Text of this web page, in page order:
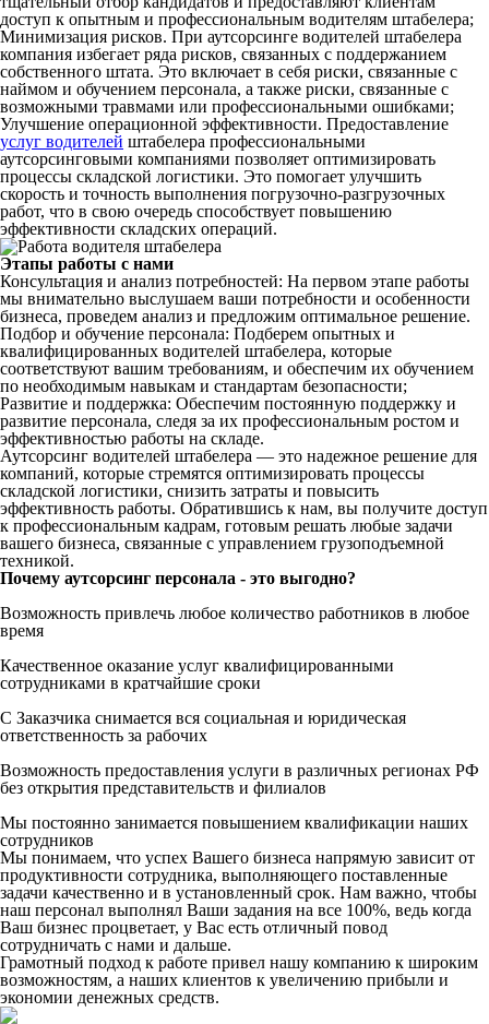
доступ к опытным и профессиональным водителям штабелера;
Минимизация рисков. При аутсорсинге водителей штабелера
компания избегает ряда рисков, связанных с поддержанием
собственного штата. Это включает в себя риски, связанные с
наймом и обучением персонала, а также риски, связанные с
возможными травмами или профессиональными ошибками;
Улучшение операционной эффективности. Предоставление
услуг водителей штабелера профессиональными
аутсорсинговыми компаниями позволяет оптимизировать
процессы складской логистики. Это помогает улучшить
скорость и точность выполнения погрузочно-разгрузочных
работ, что в свою очередь способствует повышению
эффективности складских операций.
Этапы работы с нами
Консультация и анализ потребностей: На первом этапе работы
мы внимательно выслушаем ваши потребности и особенности
бизнеса, проведем анализ и предложим оптимальное решение.
Подбор и обучение персонала: Подберем опытных и
квалифицированных водителей штабелера, которые
соответствуют вашим требованиям, и обеспечим их обучением
по необходимым навыкам и стандартам безопасности;
Развитие и поддержка: Обеспечим постоянную поддержку и
развитие персонала, следя за их профессиональным ростом и
эффективностью работы на складе.
Аутсорсинг водителей штабелера — это надежное решение для
компаний, которые стремятся оптимизировать процессы
складской логистики, снизить затраты и повысить
эффективность работы. Обратившись к нам, вы получите доступ
к профессиональным кадрам, готовым решать любые задачи
вашего бизнеса, связанные с управлением грузоподъемной
техникой.
Почему аутсорсинг персонала - это выгодно?
Возможность привлечь любое количество работников в любое
время
Качественное оказание услуг квалифицированными
сотрудниками в кратчайшие сроки
С Заказчика снимается вся социальная и юридическая
ответственность за рабочих
Возможность предоставления услуги в различных регионах РФ
без открытия представительств и филиалов
Мы постоянно занимается повышением квалификации наших
сотрудников
Мы понимаем, что успех Вашего бизнеса напрямую зависит от
продуктивности сотрудника, выполняющего поставленные
задачи качественно и в установленный срок. Нам важно, чтобы
наш персонал выполнял Ваши задания на все 100%, ведь когда
Ваш бизнес процветает, у Вас есть отличный повод
сотрудничать с нами и дальше.
Грамотный подход к работе привел нашу компанию к широким
возможностям, а наших клиентов к увеличению прибыли и
экономии денежных средств.